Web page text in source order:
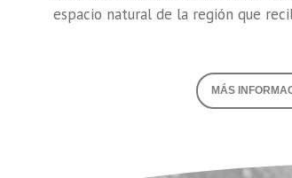
espacio natural de la región que
MÁS